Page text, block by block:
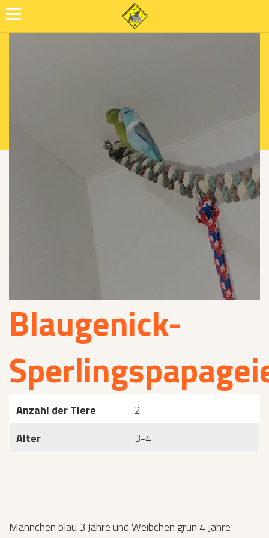
Blaugenick-
Anzahl der Tiere
2
Alter
3-4
Männchen blau 3 Jahre und Weibchen grün 4 Jahre